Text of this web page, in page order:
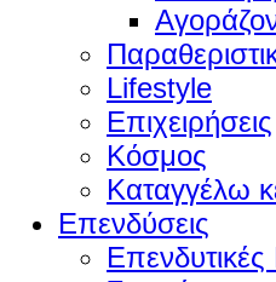
Lifestyle
Επιχειρήσεις
Κόσμος
Καταγγέλω
Επενδύσεις
Επενδυτικές